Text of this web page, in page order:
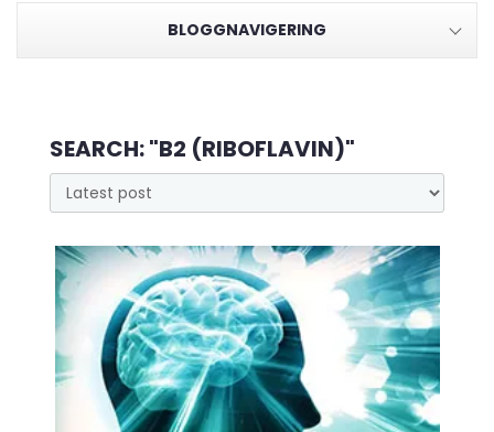
BLOGGNAVIGERING
SEARCH: "B2 (RIBOFLAVIN)"